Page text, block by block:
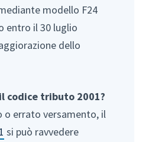
modello F24
entro il 30 luglio
dello
codice tributo 2001?
o errato versamento, il
si può ravvedere